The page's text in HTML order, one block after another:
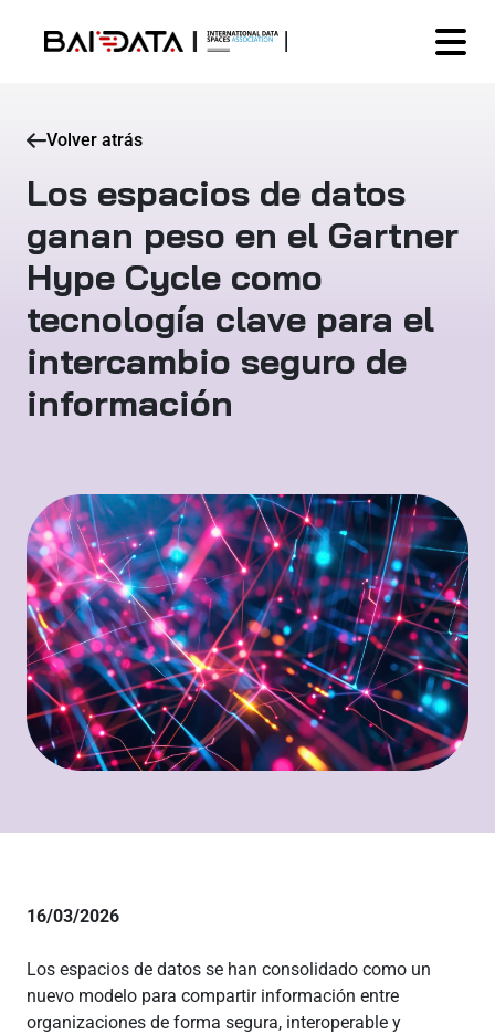
Volver atrás
Los espacios de datos
ganan peso en el Gartner
Hype Cycle como
tecnología clave para el
intercambio seguro de
información
16/03/2026
Los espacios de datos se han consolidado como un
nuevo modelo para compartir información entre
organizaciones de forma segura, interoperable y